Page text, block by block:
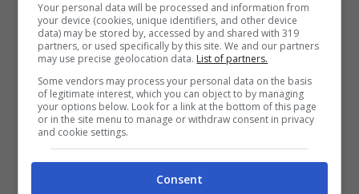
Your personal data will be processed and information from
your device (cookies, unique identifiers, and other device
data) may be stored by, accessed by and shared with 319
partners, or used specifically by this site. We and our partners
may use precise geolocation data. List of partners.
Some vendors may process your personal data on the basis
of legitimate interest, which you can object to by managing
your options below. Look for a link at the bottom of this page
or in the site menu to manage or withdraw consent in privacy
and cookie settings.
Consent